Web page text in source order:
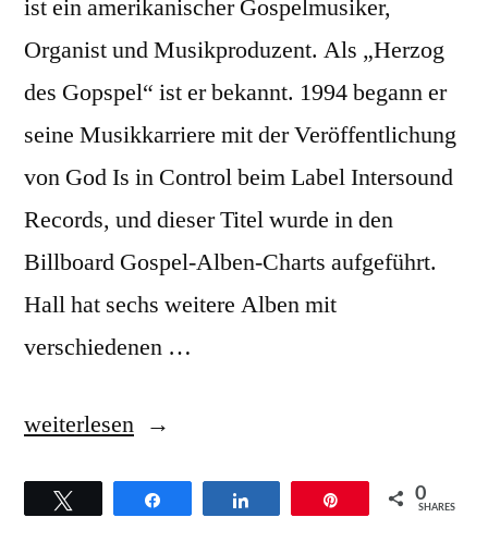
ist ein amerikanischer Gospelmusiker,
Organist und Musikproduzent. Als „Herzog
des Gopspel“ ist er bekannt. 1994 begann er
seine Musikkarriere mit der Veröffentlichung
von God Is in Control beim Label Intersound
Records, und dieser Titel wurde in den
Billboard Gospel-Alben-Charts aufgeführt.
Hall hat sechs weitere Alben mit
verschiedenen …
„James
Worship
weiterlesen
0
SHARES